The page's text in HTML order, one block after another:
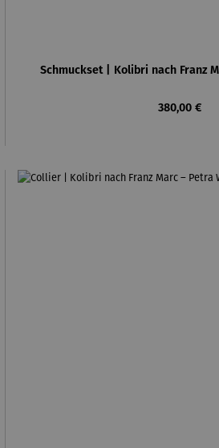
Schmuckset | Kolibri nach Franz
Regulärer
380,00 €